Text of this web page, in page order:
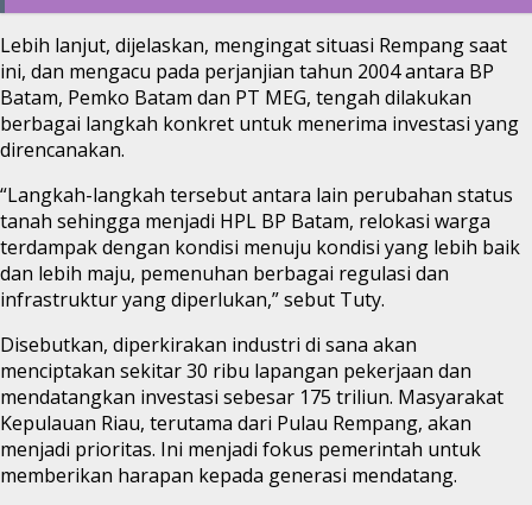
Lebih lanjut, dijelaskan, mengingat situasi Rempang saat
ini, dan mengacu pada perjanjian tahun 2004 antara BP
Batam, Pemko Batam dan PT MEG, tengah dilakukan
berbagai langkah konkret untuk menerima investasi yang
direncanakan.
“Langkah-langkah tersebut antara lain perubahan status
tanah sehingga menjadi HPL BP Batam, relokasi warga
terdampak dengan kondisi menuju kondisi yang lebih baik
dan lebih maju, pemenuhan berbagai regulasi dan
infrastruktur yang diperlukan,” sebut Tuty.
Disebutkan, diperkirakan industri di sana akan
menciptakan sekitar 30 ribu lapangan pekerjaan dan
mendatangkan investasi sebesar 175 triliun. Masyarakat
Kepulauan Riau, terutama dari Pulau Rempang, akan
menjadi prioritas. Ini menjadi fokus pemerintah untuk
memberikan harapan kepada generasi mendatang.